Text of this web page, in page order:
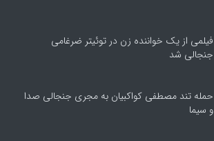
فیلمی از یک خواننده زن در توئیتر ضرغامی
جنجالی شد
حمله تند مصطفی کواکبیان به مجری جنجالی صدا
و سیما